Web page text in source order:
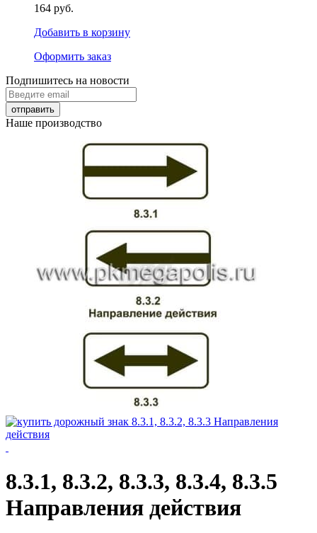
164 руб.
Добавить в корзину
Оформить заказ
Подпишитесь на новости
Наше производство
8.3.1, 8.3.2, 8.3.3, 8.3.4, 8.3.5
Направления действия